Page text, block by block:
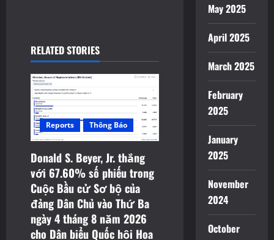
i
g
a
t
i
o
n
RELATED STORIES
Reports Thông Báo
Donald S. Beyer, Jr. thắng
với 67.60% số phiếu trong
Cuộc Bầu cử Sơ bộ của
đảng Dân Chủ vào Thứ Ba
ngày 4 tháng 8 năm 2026
cho Dân biểu Quốc hội Hoa
May 2025
April 2025
March 2025
February
2025
January
2025
November
2024
October